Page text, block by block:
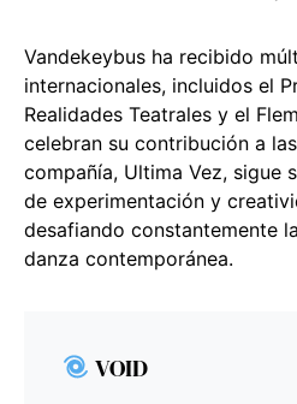
Vandekeybus ha recibido
internacionales, incluidos el
Realidades Teatrales y el
celebran su contribución a
compañía, Ultima Vez, sigue
de experimentación y
desafiando constantemente
danza contemporánea.
VOID